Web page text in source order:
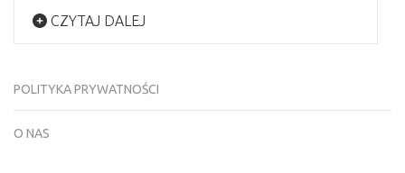
CZYTAJ DALEJ
POLITYKA PRYWATNOŚCI
O NAS